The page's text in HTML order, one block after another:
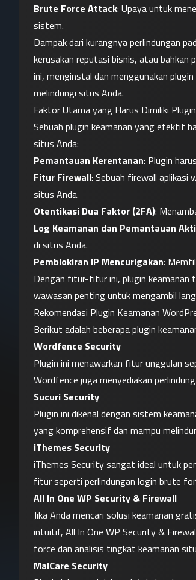
Brute Force Attack: Upaya untuk
sistem.
Dampak dari kurangnya perlindungan
kerusakan reputasi bisnis, atau bahkan
ini, menginstal dan menggunakan
melindungi situs Anda.
Faktor Utama yang Harus Dimiliki
Sebuah plugin keamanan yang efektif
situs Anda:
Pemantauan Kerentanan: Plugin
Fitur Firewall: Sebuah firewall aplikasi
situs Anda.
Otentikasi Dua Faktor (2FA):
Log Keamanan dan Pemantauan
di situs Anda.
Pemblokiran IP Mencurigakan:
Dengan fitur-fitur ini, plugin keamanan
wawasan penting untuk mengambil
Rekomendasi Plugin Keamanan
Berikut adalah beberapa plugin
Wordfence Security
Plugin ini menawarkan fitur unggulan
Wordfence juga menyediakan
Sucuri Security
Plugin ini dikenal dengan sistem
yang komprehensif dan mampu
iThemes Security
iThemes Security sangat ideal untuk
fitur seperti perlindungan login brute
All In One WP Security & Firewall
Jika Anda mencari solusi keamanan
intuitif, All In One WP Security &
force dan analisis tingkat keamanan
MalCare Security